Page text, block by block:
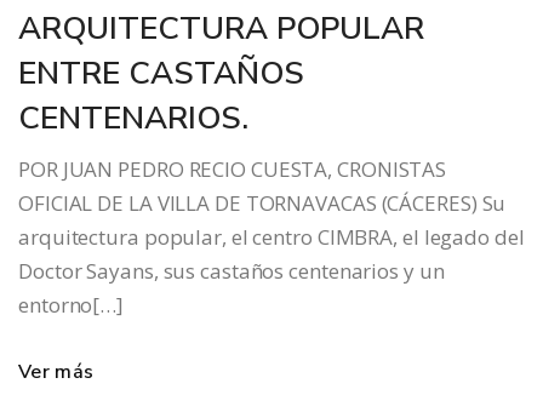
ARQUITECTURA POPULAR
ENTRE CASTAÑOS
CENTENARIOS.
POR JUAN PEDRO RECIO CUESTA, CRONISTAS
OFICIAL DE LA VILLA DE TORNAVACAS (CÁCERES) Su
arquitectura popular, el centro CIMBRA, el legado del
Doctor Sayans, sus castaños centenarios y un
entorno[…]
Ver más